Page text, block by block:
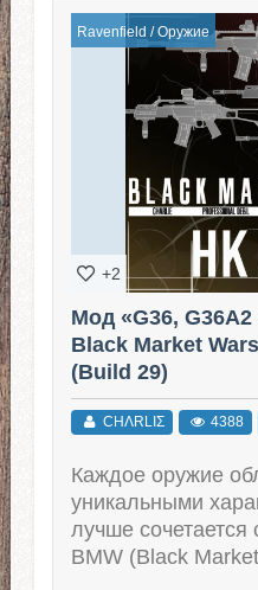
Ravenfield /Оружие
+2
Мод «G36,
Black Market
(Build 29)
CHΛRLIΣ 4388
Каждое оружие
уникальными
лучше
BMW (Black